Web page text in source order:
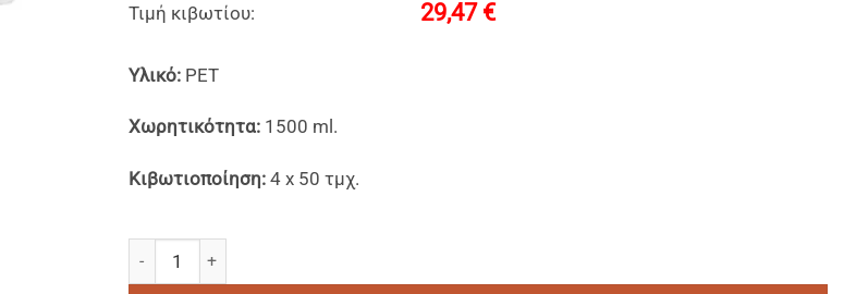
Τιμή κιβωτίου: 29,47 €
Υλικό: PET
Χωρητικότητα: 1500 ml.
Kιβωτιοποίηση: 4 x 50 τμχ.